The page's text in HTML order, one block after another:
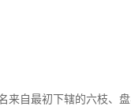
来自最初下辖的六枝、